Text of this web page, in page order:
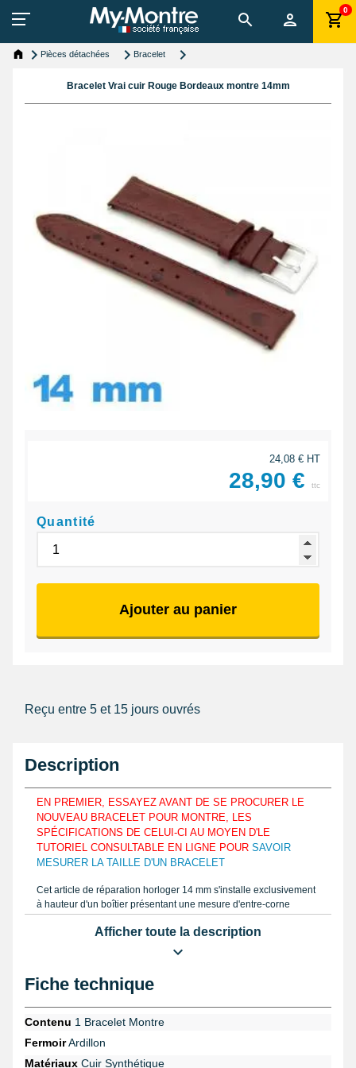
0
Pièces détachées Bracelet
Bracelet Vrai cuir Rouge Bordeaux montre 14mm
24,08 € HT
28,90 € ttc
Quantité
Ajouter au panier
Reçu entre 5 et 15 jours ouvrés
Description
EN PREMIER, ESSAYEZ AVANT DE SE PROCURER LE
NOUVEAU BRACELET POUR MONTRE, LES
SPÉCIFICATIONS DE CELUI-CI AU MOYEN D'LE
TUTORIEL CONSULTABLE EN LIGNE POUR SAVOIR
MESURER LA TAILLE D'UN BRACELET
Cet article de réparation horloger 14 mm s'installe exclusivement
à hauteur d'un boîtier présentant une mesure d'entre-corne
avec du cuir véritable luxe de veau afin de simplement se
combiner aux lignes d'un poignet. Mesurez la dimension d'un
disponible grâce à un
offrez-vous la largeur. Se logeant à différentes largeurs, cet article
de réparation horloger cuir véritable luxe de veau a 7
perforations. L'aspect de cet article de réparation montre est cuir
et d'apparence rouge bordeaux présente ses surpiqûres rouge
bordeauxs visibles. Cet article 14 mm est rembourré avec une
Afficher toute la description
Fiche technique
Contenu 1 Bracelet Montre
FermoirArdillon
Matériaux Cuir Synthétique